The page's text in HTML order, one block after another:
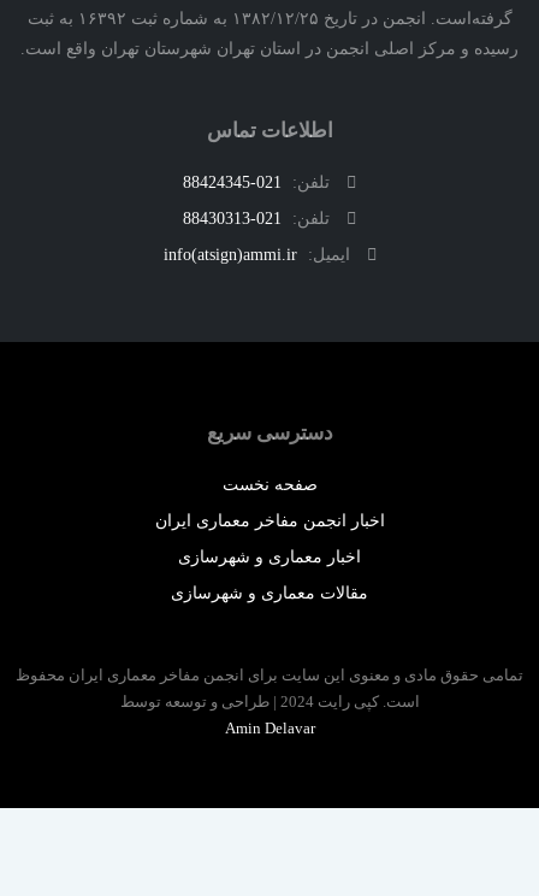
گرفته‌است. انجمن در تاریخ ۱۳۸۲/۱۲/۲۵ به شماره ثبت ۱۶۳۹۲ به ثبت
و مرکز اصلی انجمن در استان تهران شهرستان تهران واقع است.
اطلاعات تماس
تلفن:
021-88424345
تلفن:
021-88430313
ایمیل:
info(atsign)ammi.ir
دسترسی سریع
صفحه نخست
اخبار انجمن مفاخر معماری ایران
اخبار معماری و شهرسازی
مقالات معماری و شهرسازی
حقوق مادی و معنوی این سایت برای انجمن مفاخر معماری ایران محفوظ
است. کپی رایت 2024 | طراحی و توسعه توسط
Amin Delavar